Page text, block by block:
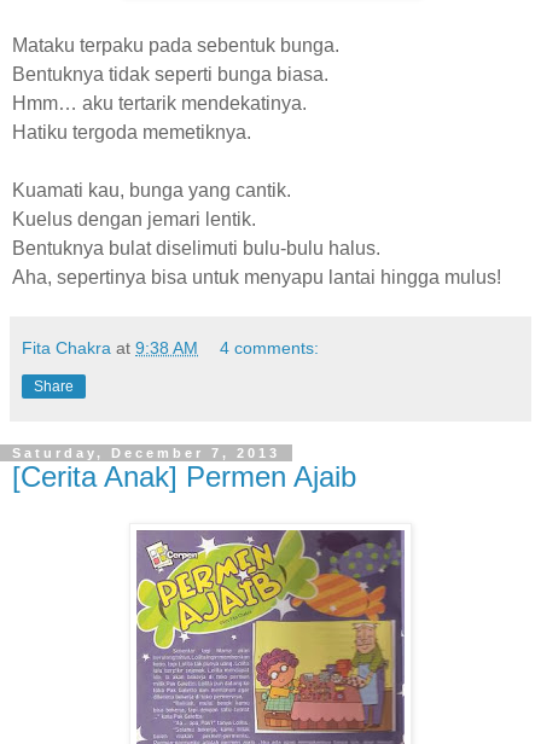
Mataku terpaku pada sebentuk bunga.
Bentuknya tidak seperti bunga biasa.
Hmm… aku tertarik mendekatinya.
Hatiku tergoda memetiknya.
Kuamati kau, bunga yang cantik.
Kuelus dengan jemari lentik.
Bentuknya bulat diselimuti bulu-bulu halus.
Aha, sepertinya bisa untuk menyapu lantai hingga mulus!
Fita Chakra at 9:38 AM 4 comments:
Share
Saturday, December 7, 2013
[Cerita Anak] Permen Ajaib